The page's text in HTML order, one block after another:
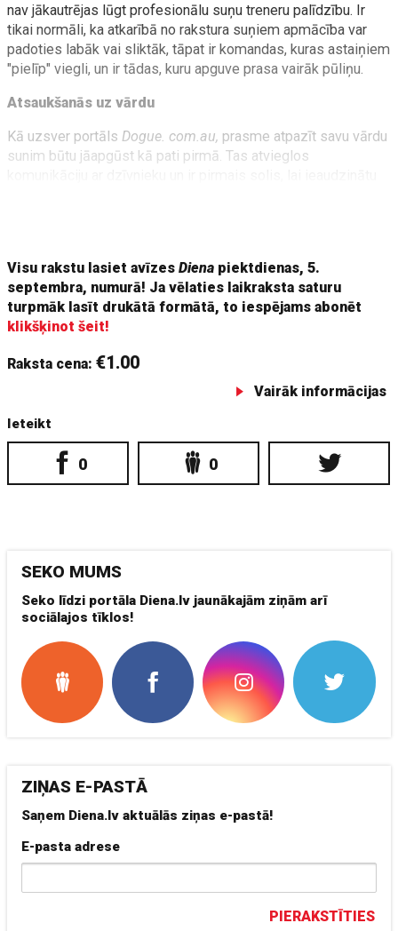
nav jākautrējas lūgt profesionālu suņu treneru palīdzību. Ir
tikai normāli, ka atkarībā no rakstura suņiem apmācība var
padoties labāk vai sliktāk, tāpat ir komandas, kuras astaiņiem
"pielīp" viegli, un ir tādas, kuru apguve prasa vairāk pūliņu.
Atsaukšanās uz vārdu
Kā uzsver portālsDogue. com.au, prasme atpazīt savu vārdu
sunim būtu jāapgūst kā pati pirmā. Tas atvieglos
Visu rakstu lasiet avīzesDiena piektdienas, 5.
septembra, numurā! Ja vēlaties laikraksta saturu
turpmāk lasīt drukātā formātā, to iespējams abonēt
klikšķinot šeit!
Raksta cena:€1.00
Vairāk informācijas
Ieteikt
0 0
SEKO MUMS
Seko līdzi portāla Diena.lv jaunākajām ziņām arī
sociālajos tīklos!
ZIŅAS E-PASTĀ
Saņem Diena.lv aktuālās ziņas e-pastā!
E-pasta adrese
PIERAKSTĪTIES